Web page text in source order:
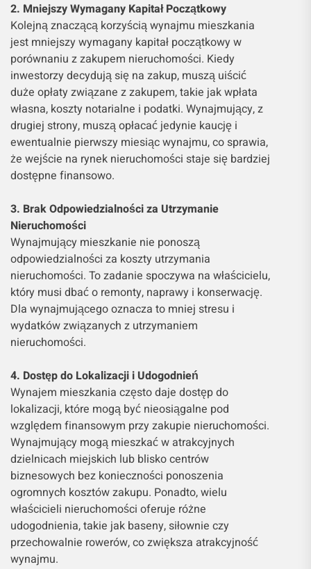
2. Mniejszy Wymagany Kapitał Początkowy
Kolejną znaczącą korzyścią wynajmu mieszkania
jest mniejszy wymagany kapitał początkowy w
porównaniu z zakupem nieruchomości. Kiedy
inwestorzy decydują się na zakup, muszą uiścić
duże opłaty związane z zakupem, takie jak wpłata
własna, koszty notarialne i podatki. Wynajmujący, z
drugiej strony, muszą opłacać jedynie kaucję i
ewentualnie pierwszy miesiąc wynajmu, co sprawia,
że wejście na rynek nieruchomości staje się bardziej
dostępne finansowo.
3. Brak Odpowiedzialności za Utrzymanie
Nieruchomości
Wynajmujący mieszkanie nie ponoszą
odpowiedzialności za koszty utrzymania
nieruchomości. To zadanie spoczywa na właścicielu,
który musi dbać o remonty, naprawy i konserwację.
Dla wynajmującego oznacza to mniej stresu i
wydatków związanych z utrzymaniem
nieruchomości.
4. Dostęp do Lokalizacji i Udogodnień
Wynajem mieszkania często daje dostęp do
lokalizacji, które mogą być nieosiągalne pod
względem finansowym przy zakupie nieruchomości.
Wynajmujący mogą mieszkać w atrakcyjnych
dzielnicach miejskich lub blisko centrów
biznesowych bez konieczności ponoszenia
ogromnych kosztów zakupu. Ponadto, wielu
właścicieli nieruchomości oferuje różne
udogodnienia, takie jak baseny, siłownie czy
przechowalnie rowerów, co zwiększa atrakcyjność
wynajmu.